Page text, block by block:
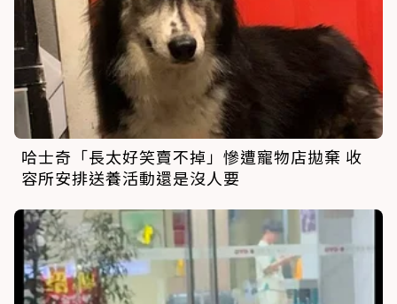
哈士奇「長太好笑賣不掉」慘遭寵物店拋棄 收
容所安排送養活動還是沒人要